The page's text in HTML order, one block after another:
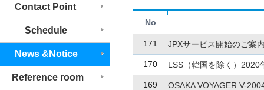
Contact Point
Schedule
News &Notice
Reference room
No
171 JPXサービス開始のご案
170 LSS（韓国を除く）
169 OSAKA VOYAGER V-